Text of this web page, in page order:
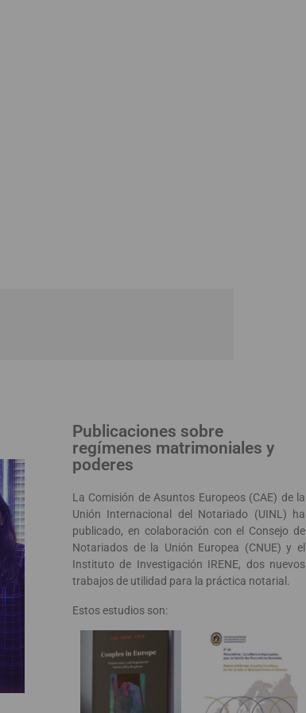
Publicaciones sobre
regímenes matrimoniales y
poderes
La Comisión de Asuntos Europeos (CAE) de la
Unión Internacional del Notariado (UINL) ha
publicado, en colaboración con el Consejo de
Notariados de la Unión Europea (CNUE) y el
Instituto de Investigación IRENE, dos nuevos
trabajos de utilidad para la práctica notarial.
Estos estudios son: